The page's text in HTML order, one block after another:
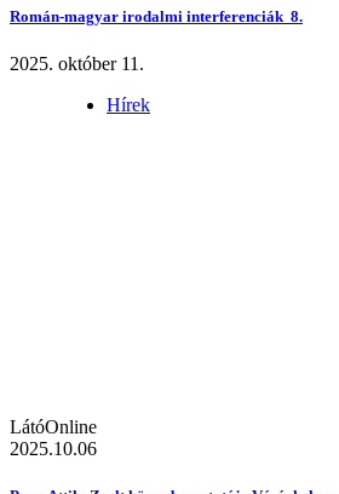
Román-magyar irodalmi interferenciák 8.
2025. október 11.
Hírek
LátóOnline
2025.10.06